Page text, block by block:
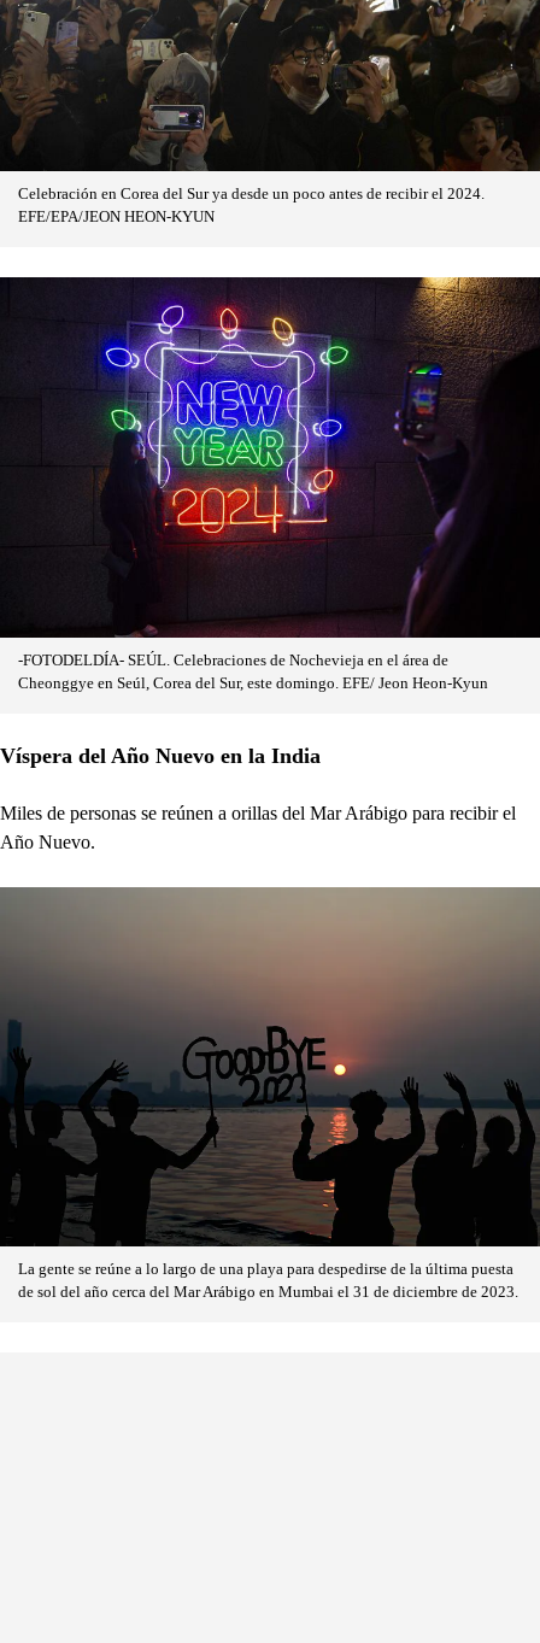
Celebración en Corea del Sur ya desde un poco antes de recibir el 2024.
-FOTODELDÍA- SEÚL. Celebraciones de Nochevieja en el área de
Cheonggye en Seúl, Corea del Sur, este domingo. EFE/ Jeon Heon-Kyun
Víspera del Año Nuevo en la India
Miles de personas se reúnen a orillas del Mar Arábigo para recibir el
Año Nuevo.
La gente se reúne a lo largo de una playa para despedirse de la última puesta
de sol del año cerca del Mar Arábigo en Mumbai el 31 de diciembre de 2023.